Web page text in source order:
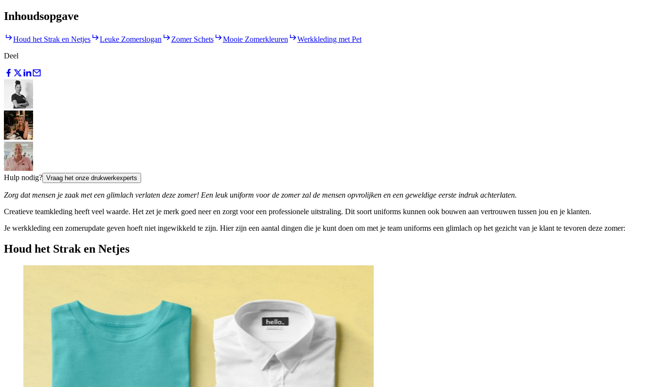
Inhoudsopgave
Houd het Strak en Netjes Leuke Zomerslogan Zomer Schets Mooie Zomerkleuren
Werkkleding met Pet
Deel
Hulp nodig? Vraag het onze drukwerkexperts
Zorg dat mensen je zaak met een glimlach verlaten deze zomer! Een leuk uniform voor de zomer zal de mensen opvrolijken en een geweldige eerste indruk achterlaten.
Creatieve teamkleding heeft veel waarde. Het zet je merk goed neer en zorgt voor een professionele uitstraling. Dit soort uniforms kunnen ook bouwen aan vertrouwen tussen jou en je klanten.
Je werkkleding een zomerupdate geven hoeft niet ingewikkeld te zijn. Hier zijn een aantal dingen die je kunt doen om met je team uniforms een glimlach op het gezicht van je klant te tevoren deze zomer:
Houd het Strak en Netjes